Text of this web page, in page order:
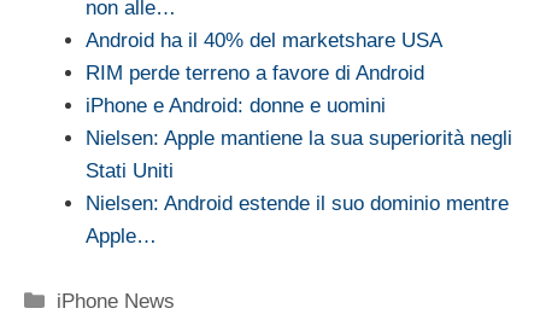
non alle…
Android ha il 40% del marketshare USA
RIM perde terreno a favore di Android
iPhone e Android: donne e uomini
Nielsen: Apple mantiene la sua superiorità negli
Stati Uniti
Nielsen: Android estende il suo dominio mentre
Apple…
Categorie
iPhone News